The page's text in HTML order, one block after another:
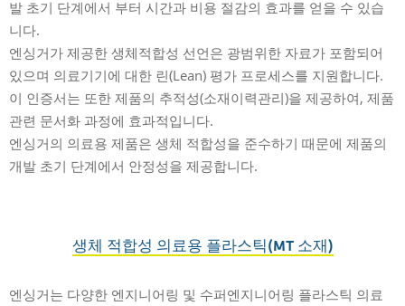
발 초기 단계에서 부터 시간과 비용 절감의 효과를 얻을 수 있습
니다.
엔싱거가 제공한 생체적합성 선언은 광범위한 자료가 포함되어
있으며 의료기기에 대한 린(Lean) 평가 프로세스를 지원합니다.
이 인증서는 또한 제품의 추적성(소재이력관리)을 제공하여, 제품
관련 문서화 과정에 효과적입니다.
엔싱거의 의료용 제품은 생체 적합성을 준수하기 때문에 제품의
개발 초기 단계에서 안정성을 제공합니다.
생체 적합성 의료용 플라스틱(MT 소재)
엔싱거는 다양한 엔지니어링 및 수퍼엔지니어링 플라스틱 의료